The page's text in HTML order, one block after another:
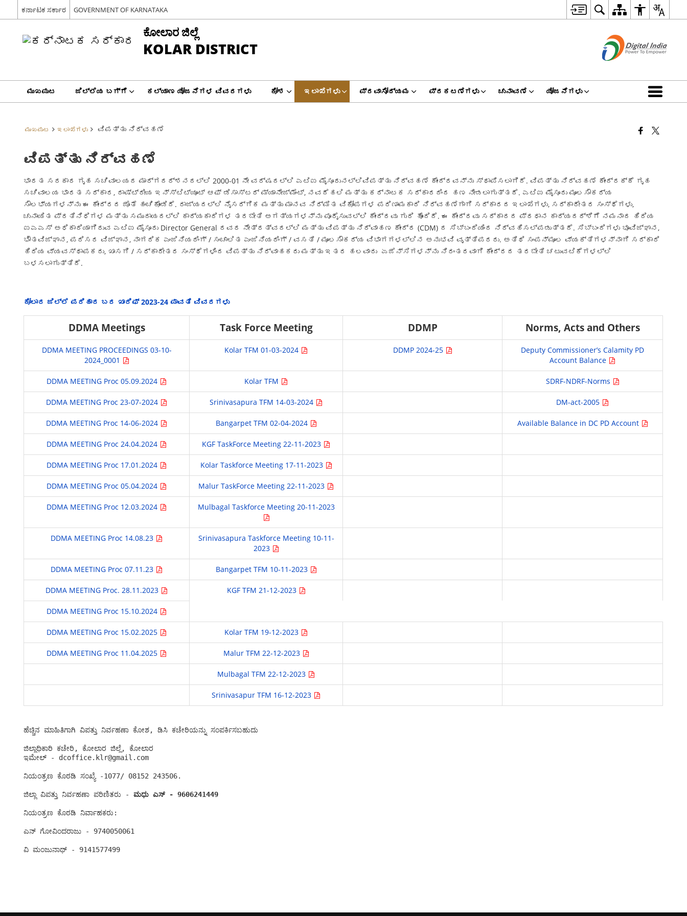
ಕರ್ನಾಟಕ ಸರ್ಕಾರ GOVERNMENT OF KARNATAKA
ಕೋಲಾರ ಜಿಲ್ಲೆ
KOLAR DISTRICT
ಮುಖಪುಟ ಜಿಲ್ಲೆಯ ಬಗ್ಗೆ ಕಲ್ಯಾಣ ಯೋಜನೆಗಳ ವಿವರಗಳು ಕೋಶ ಇಲಾಖೆಗಳು ಪ್ರವಾಸೋದ್ಯಮ ಪ್ರಕಟಣೆಗಳು ಚುನಾವಣೆ ಯೋಜನೆಗಳು
ಮುಖಪುಟ ಇಲಾಖೆಗಳು ವಿಪತ್ತು ನಿರ್ವಹಣೆ
ವಿಪತ್ತು ನಿರ್ವಹಣೆ
ಭಾರತ ಸರಕಾರ ಗೃಹ ಸಚಿವಾಲಯದ ಮಾರ್ಗದರ್ಶನದಲ್ಲಿ 2000-01 ನೇ ವರ್ಷದಲ್ಲಿ ಎಟಿಐ ಮೈಸೂರುನಲ್ಲಿವಿಪತ್ತು ನಿರ್ವಹಣೆ ಕೇಂದ್ರವನ್ನು ಸ್ಥಾಪಿಸಲಾಗಿದೆ. ವಿಪತ್ತು ನಿರ್ವಹಣೆ ಕೇಂದ್ರಕ್ಕೆ ಗೃಹ
ಸಚಿವಾಲಯ ಭಾರತ ಸರ್ಕಾರ, ರಾಷ್ಟ್ರೀಯ ಇನ್ಸ್ಟಿಟ್ಯೂಟ್ ಆಫ್ ಡಿಸಾಸ್ಟರ್ ಮ್ಯಾನೇಜ್ಮೆಂಟ್, ನವದೆಹಲಿ ಮತ್ತು ಕರ್ನಾಟಕ ಸರ್ಕಾರದಿಂದ ಹಣ ನೀಡಲಾಗುತ್ತದೆ. ಎಟಿಐ ಮೈಸೂರು ಮೂಲಸೌಕರ್ಯ
ಸೌಲಭ್ಯಗಳನ್ನು ಈ ಕೇಂದ್ರದ ಜೊತೆ ಹಂಚಿಕೊಂಡಿದೆ. ರಾಜ್ಯದಲ್ಲಿ ನೈಸರ್ಗಿಕ ಮತ್ತು ಮಾನವ ನಿರ್ಮಿತ ವಿಕೋಪಗಳ ಪರಿಣಾಮಕಾರಿ ನಿರ್ವಹಣೆಗಾಗಿ ಸರ್ಕಾರದ ಇಲಾಖೆಗಳು, ಸರ್ಕಾರೇತರ ಸಂಸ್ಥೆಗಳು,
ಚುನಾಯಿತ ಪ್ರತಿನಿಧಿಗಳ ಮತ್ತು ಸಮುದಾಯದಲ್ಲಿ ಕಾರ್ಯಕಾರಿಗಳ ತರಬೇತಿ ಅಗತ್ಯಗಳನ್ನು ಪೂರೈಸುವಲ್ಲಿ ಕೇಂದ್ರವು ಗುರಿ ಹೊಂದಿದೆ. ಈ ಕೇಂದ್ರವು ಸರ್ಕಾರದ ಪ್ರಧಾನ ಕಾರ್ಯದರ್ಶಿಗೆ ನಮನಾದ ಹಿರಿಯ
ಐಎಎಸ್ ಅಧಿಕಾರಿಯಾಗಿರುವ ಎಟಿಐ ಮೈಸೂರು Director General ರವರ ನೇತ್ರತ್ವದಲ್ಲಿ ಮತ್ತು ವಿಪತ್ತು ನಿರ್ವಾಹಣ ಕೇಂದ್ರ (CDM) ದ ಸಿಬ್ಬಂದಿಯಿಂದ ನಿರ್ವಹಿಸಲ್ಪಡುತ್ತದೆ. ಸಿಬ್ಬಂದಿಗಳು ಭೂವಿಜ್ಞಾನ,
ಭೌತವಿಜ್ಞಾನ, ಪರಿಸರ ವಿಜ್ಞಾನ, ನಾಗರಿಕ ಎಂಜಿನಿಯರಿಂಗ್ / ಸಂಚಾಲಿತ ಎಂಜಿನಿಯರಿಂಗ್ / ವಸತಿ / ಮೂಲಸೌಕರ್ಯ ವಿಭಾಗಗಳಲ್ಲಿನ ಅನುಭವಿ ವೃತ್ತಿಪರರು. ಅತಿಥಿ ಸಂಪನ್ಮೂಲ ವ್ಯಕ್ತಿಗಳನ್ನಾಗಿ ಸರ್ಕಾರಿ
ಹಿರಿಯ ವ್ಯವಸ್ಥಾಪಕರು, ಖಾಸಗಿ / ಸರ್ಕಾರೇತರ ಸಂಸ್ಥೆಗಳಿಂದ ವಿಪತ್ತು ನಿರ್ವಾಹಕರು ಮತ್ತು ಇತರ ಹಲವಾರು ಏಜೆನ್ಸಿಗಳನ್ನು ನಿರಂತರವಾಗಿ ಕೇಂದ್ರದ ತರಬೇತಿ ಚಟುವಟಿಕೆಗಳಲ್ಲಿ
ಬಳಸಲಾಗುತ್ತಿದೆ.
ಕೋಲಾರ ಜಿಲ್ಲೆ ಪರಿಹಾರ ಬರ ಖಾರಿಫ್ 2023-24 ಪಾವತಿ ವಿವರಗಳು
DDMA Meetings Task Force Meeting DDMP Norms, Acts and Others
DDMA MEETING PROCEEDINGS 03-10-
2024_0001
Kolar TFM 01-03-2024 DDMP 2024-25
Deputy Commissioner’s Calamity PD
Account Balance
DDMA MEETING Proc 05.09.2024 Kolar TFM SDRF-NDRF-Norms
DDMA MEETING Proc 23-07-2024 Srinivasapura TFM 14-03-2024 DM-act-2005
DDMA MEETING Proc 14-06-2024 Bangarpet TFM 02-04-2024 Available Balance in DC PD Account
DDMA MEETING Proc 24.04.2024 KGF TaskForce Meeting 22-11-2023
DDMA MEETING Proc 17.01.2024 Kolar Taskforce Meeting 17-11-2023
DDMA MEETING Proc 05.04.2024 Malur TaskForce Meeting 22-11-2023
DDMA MEETING Proc 12.03.2024 Mulbagal Taskforce Meeting 20-11-2023
DDMA MEETING Proc 14.08.23
Srinivasapura Taskforce Meeting 10-11-
2023
DDMA MEETING Proc 07.11.23 Bangarpet TFM 10-11-2023
DDMA MEETING Proc. 28.11.2023 KGF TFM 21-12-2023
DDMA MEETING Proc 15.10.2024
DDMA MEETING Proc 15.02.2025 Kolar TFM 19-12-2023
DDMA MEETING Proc 11.04.2025 Malur TFM 22-12-2023
Mulbagal TFM 22-12-2023
Srinivasapur TFM 16-12-2023
ಇಮೇಲ್ - dcoffice.klr@gmail.com
ನಿಯಂತ್ರಣ ಕೊಠಡಿ ಸಂಖ್ಯೆ -1077/ 08152 243506.
ಜಿಲ್ಲಾ ವಿಪತ್ತು ನಿರ್ವಹಣಾ ಪರಿಣಿತರು - ಮಧು ಎಸ್ - 9606241449
ನಿಯಂತ್ರಣ ಕೊಠಡಿ ನಿರ್ವಾಹಕರು:
ಎನ್ ಗೋವಿಂದರಾಜು - 9740050061
ವಿ ಮಂಜುನಾಥ್ - 9141577499